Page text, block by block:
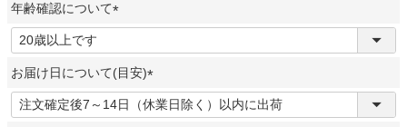
)
年齢確認について
必
須
)
お届け日について(目安)
(
必